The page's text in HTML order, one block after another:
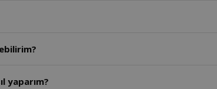
yaparım?